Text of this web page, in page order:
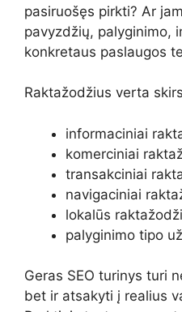
pasiruošęs pirkti? Ar
pavyzdžių, palyginimo,
konkretaus paslaugos
Raktažodžius verta
informaciniai
komerciniai
transakciniai
navigaciniai
lokalūs
palyginimo tipo
Geras SEO turinys turi
bet ir atsakyti į realius